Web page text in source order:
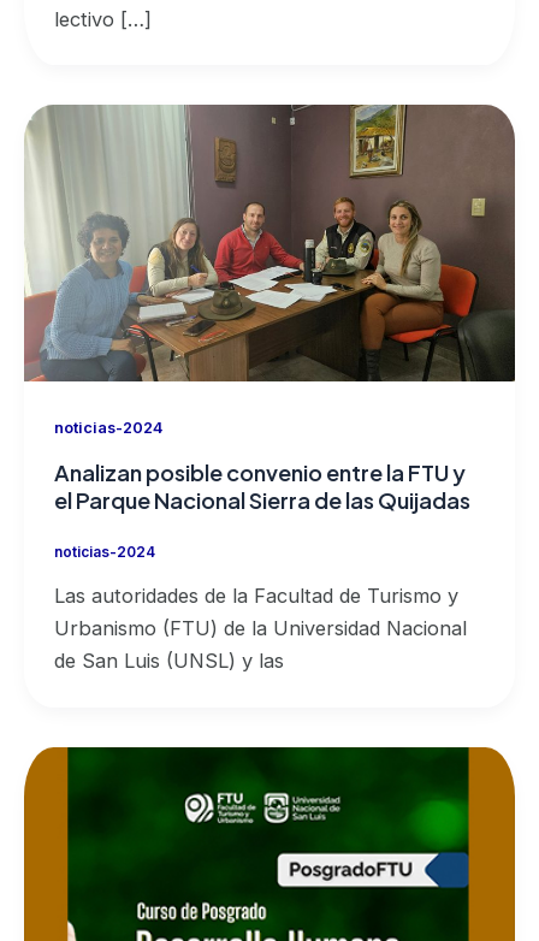
lectivo […]
noticias-2024
Analizan posible convenio entre la FTU y
el Parque Nacional Sierra de las Quijadas
noticias-2024
Las autoridades de la Facultad de Turismo y
Urbanismo (FTU) de la Universidad Nacional
de San Luis (UNSL) y las